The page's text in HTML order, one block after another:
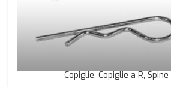
Copiglie, Copiglie a R,